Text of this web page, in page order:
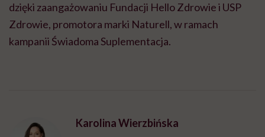
dzięki zaangażowaniu Fundacji Hello Zdrowie i USP
Zdrowie, promotora marki Naturell, w ramach
kampanii Świadoma Suplementacja.
Karolina Wierzbińska